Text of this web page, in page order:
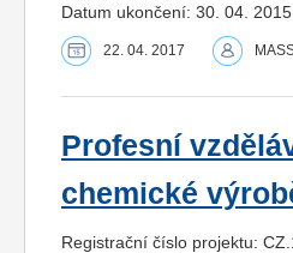
Datum ukončení: 30. 04. 2015
22. 04. 2017
Profesní
chemické
Registrační číslo projektu: